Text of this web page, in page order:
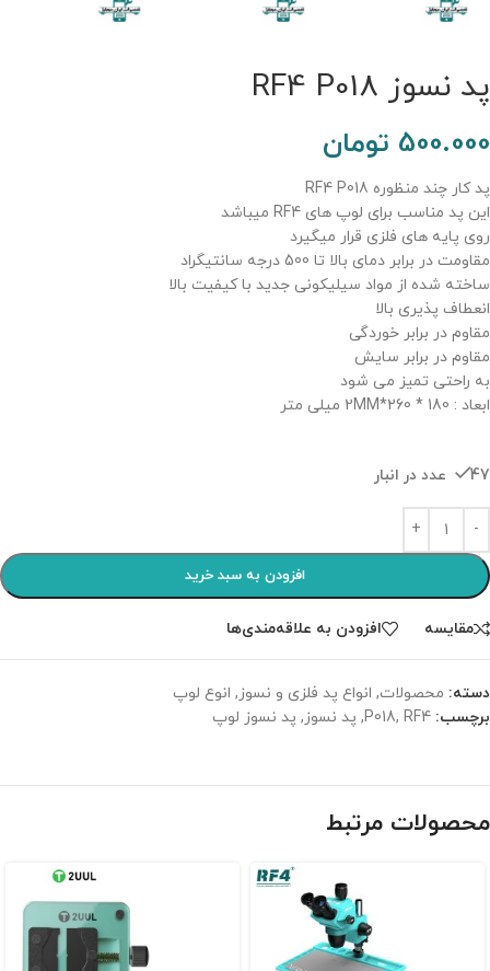
پد نسوز RF4 P018
500.000 تومان
پد کار چند منظوره RF4 P018
این پد مناسب برای لوپ های RF4 میباشد
روی پایه های فلزی قرار میگیرد
مقاومت در برابر دمای بالا تا 500 درجه سانتیگراد
ساخته شده از مواد سیلیکونی جدید با کیفیت بالا
انعطاف پذیری بالا
مقاوم در برابر خوردگی
مقاوم در برابر سایش
به راحتی تمیز می شود
ابعاد : 180 * 260*2MM میلی متر
47 عدد در انبار
افزودن به سبد خرید
مقایسه افزودن به علاقه‌مندی‌ها
دسته: محصولات, انواع پد فلزی و نسوز, انوع لوپ
برچسب:
P018, RF4
, پد نسوز, پد نسوز لوپ
محصولات مرتبط